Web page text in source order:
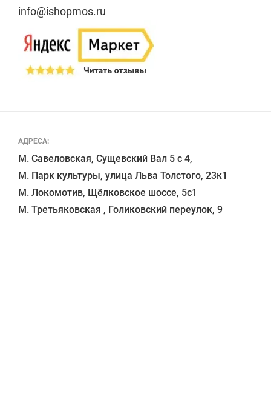
АДРЕСА:
М. Савеловская, Сущевский Вал 5 с 4,
М. Парк культуры, улица Льва Толстого, 23к1
М. Локомотив, Щёлковское шоссе, 5с1
info@ishopmos.ru